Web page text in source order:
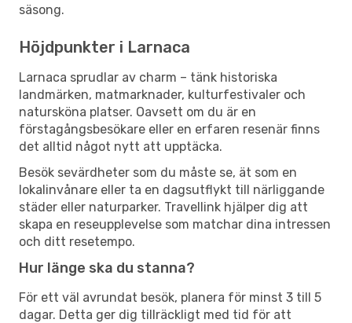
säsong.
Höjdpunkter i Larnaca
Larnaca sprudlar av charm – tänk historiska
landmärken, matmarknader, kulturfestivaler och
natursköna platser. Oavsett om du är en
förstagångsbesökare eller en erfaren resenär finns
det alltid något nytt att upptäcka.
Besök sevärdheter som du måste se, ät som en
lokalinvånare eller ta en dagsutflykt till närliggande
städer eller naturparker. Travellink hjälper dig att
skapa en reseupplevelse som matchar dina intressen
och ditt resetempo.
Hur länge ska du stanna?
För ett väl avrundat besök, planera för minst 3 till 5
dagar. Detta ger dig tillräckligt med tid för att